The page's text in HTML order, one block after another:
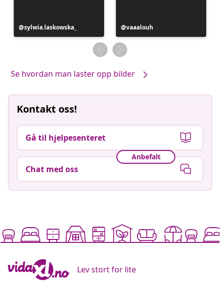
Innlegg
publisert
sylwia.laskowska_
Innlegg
publisert
av
vaaalouh
Se hvordan man laster opp bilder
Kontakt oss!
Gå til hjelpesenteret
Anbefalt
Chat med oss
Lev stort for lite